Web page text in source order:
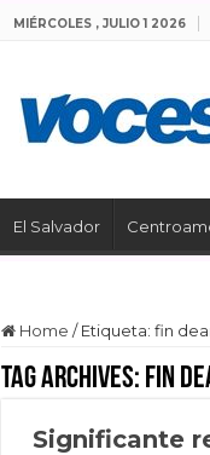
MIÉRCOLES , JULIO 1 2026
El Salvador
Home / Etiqueta: fin
Tag Archives: fin
Significante